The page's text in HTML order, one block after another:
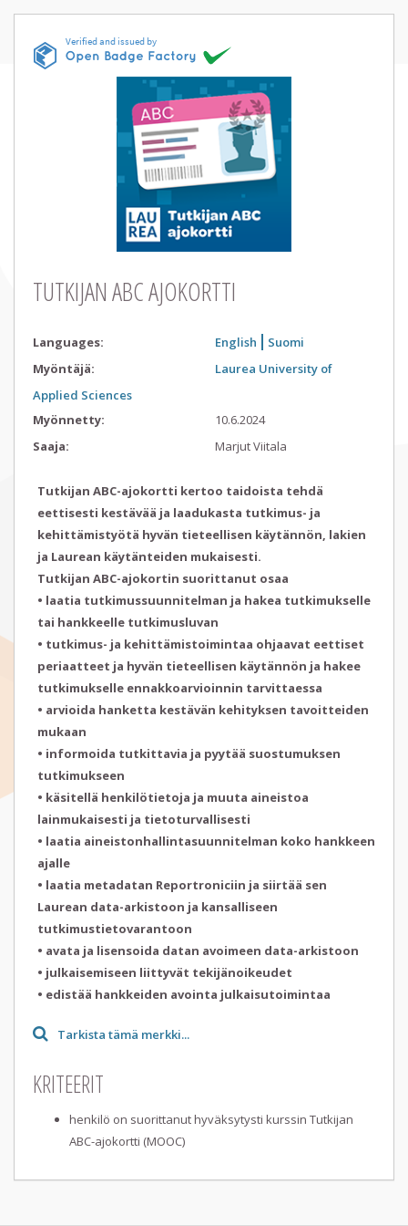
TUTKIJAN ABC AJOKORTTI
Languages: English
Suomi
Myöntäjä:
Laurea University of
Applied Sciences
Myönnetty:
10.6.2024
Saaja: MarjutViitala
Tutkijan ABC-ajokortti kertoo taidoista tehdä
eettisesti kestävää ja laadukasta tutkimus- ja
kehittämistyötä hyvän tieteellisen käytännön, lakien
ja Laurean käytänteiden mukaisesti.
Tutkijan ABC-ajokortin suorittanut osaa
• laatia tutkimussuunnitelman ja hakea tutkimukselle
tai hankkeelle tutkimusluvan
• tutkimus- ja kehittämistoimintaa ohjaavat eettiset
periaatteet ja hyvän tieteellisen käytännön ja hakee
tutkimukselle ennakkoarvioinnin tarvittaessa
• arvioida hanketta kestävän kehityksen tavoitteiden
mukaan
• informoida tutkittavia ja pyytää suostumuksen
tutkimukseen
• käsitellä henkilötietoja ja muuta aineistoa
lainmukaisesti ja tietoturvallisesti
• laatia aineistonhallintasuunnitelman koko hankkeen
ajalle
• laatia metadatan Reportroniciin ja siirtää sen
Laurean data-arkistoon ja kansalliseen
tutkimustietovarantoon
• avata ja lisensoida datan avoimeen data-arkistoon
• julkaisemiseen liittyvät tekijänoikeudet
Tarkista tämä merkki...
KRITEERIT
henkilö on suorittanut hyväksytysti kurssin Tutkijan
ABC-ajokortti (MOOC)